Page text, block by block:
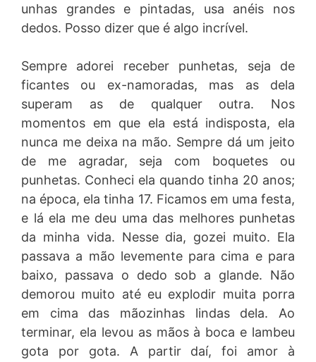
unhas grandes e pintadas, usa anéis nos
dedos. Posso dizer que é algo incrível.
Sempre adorei receber punhetas, seja de
ficantes ou ex-namoradas, mas as dela
superam as de qualquer outra. Nos
momentos em que ela está indisposta, ela
nunca me deixa na mão. Sempre dá um jeito
de me agradar, seja com boquetes ou
punhetas. Conheci ela quando tinha 20 anos;
na época, ela tinha 17. Ficamos em uma festa,
e lá ela me deu uma das melhores punhetas
da minha vida. Nesse dia, gozei muito. Ela
passava a mão levemente para cima e para
baixo, passava o dedo sob a glande. Não
demorou muito até eu explodir muita porra
em cima das mãozinhas lindas dela. Ao
terminar, ela levou as mãos à boca e lambeu
gota por gota. A partir daí, foi amor à